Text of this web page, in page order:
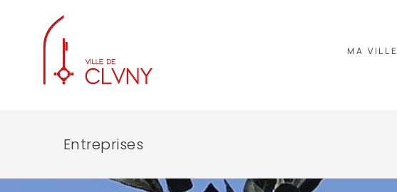
MA VILLE
Entreprises